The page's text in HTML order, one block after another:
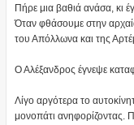
Πήρε μια βαθιά ανάσα, κι
Όταν φθάσουμε στην
του Απόλλωνα και της
Ο Αλέξανδρος έγνεψε
Λίγο αργότερα το
μονοπάτι ανηφορίζοντας.